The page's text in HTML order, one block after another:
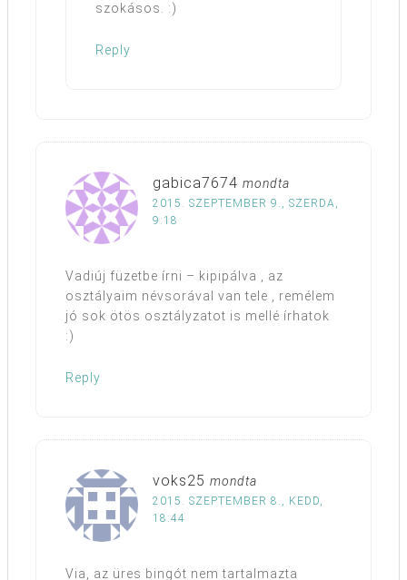
szokásos. :)
Reply
gabica7674 mondta
2015. SZEPTEMBER 9., SZERDA,
9:18
Vadiúj füzetbe írni – kipipálva , az
osztályaim névsorával van tele , remélem
jó sok ötös osztályzatot is mellé írhatok
:)
Reply
voks25 mondta
2015. SZEPTEMBER 8., KEDD,
18:44
Via, az üres bingót nem tartalmazta